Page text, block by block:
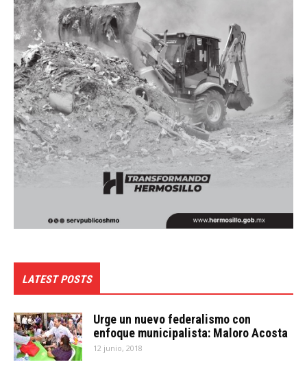
LATEST POSTS
Urge un nuevo federalismo con
enfoque municipalista: Maloro Acosta
12 junio, 2018